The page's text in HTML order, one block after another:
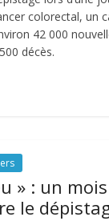
colorectal, un
42 000
décès.
» : un
le